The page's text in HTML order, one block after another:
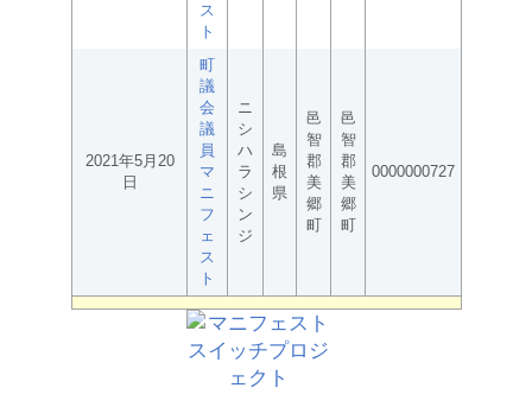
ス
ト
2021年5月20
日
町
議
会
議
員
マ
ニ
フ
ェ
ス
ト
ニ
シ
ハ
ラ
シ
ン
ジ
島
根
県
邑
智
郡
美
郷
町
邑
智
郡
美
郷
町
0000000727